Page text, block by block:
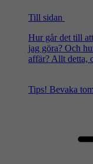
Till sidan
Hur går det till
jag göra? Och
affär? Allt detta,
Tips! Bevaka